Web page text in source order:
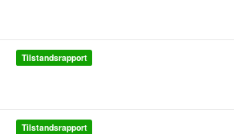
Tilstandsrapport
Tilstandsrapport